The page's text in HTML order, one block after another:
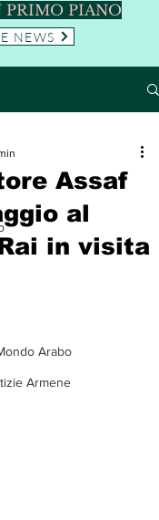
PIANO
NEWS
Arabo
Armene
Assaf
al
in visita